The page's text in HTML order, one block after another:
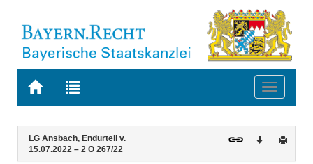
Zur
BAYERN.RECHT
Zur
letzten
Suche
Toggle
Navigation
Inhalt
LG Ansbach, Endurteil v.
15.07.2022 – 2 O 267/22
Download